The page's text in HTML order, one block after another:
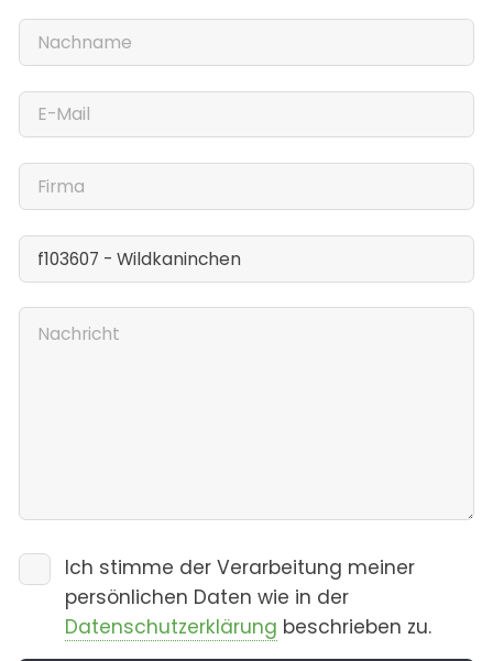
Ich stimme der Verarbeitung meiner
persönlichen Daten wie in der
Datenschutzerklärung beschrieben zu.